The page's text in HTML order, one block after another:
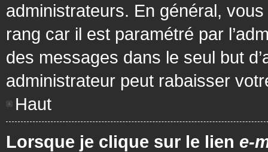
administrateurs. En général,
rang car il est paramétré par
des messages dans le seul but
administrateur peut rabaisser
Haut
Lorsque je clique sur le lien e-